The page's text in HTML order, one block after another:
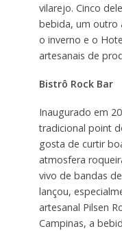
vilarejo. Cinco
bebida, um outro
o inverno e o
artesanais de
Bistrô Rock Bar
Inaugurado em
tradicional point
gosta de curtir
atmosfera
vivo de bandas
lançou,
artesanal Pilsen
Campinas, a